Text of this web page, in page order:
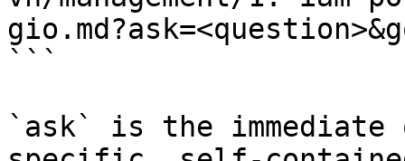
```
`ask` is the